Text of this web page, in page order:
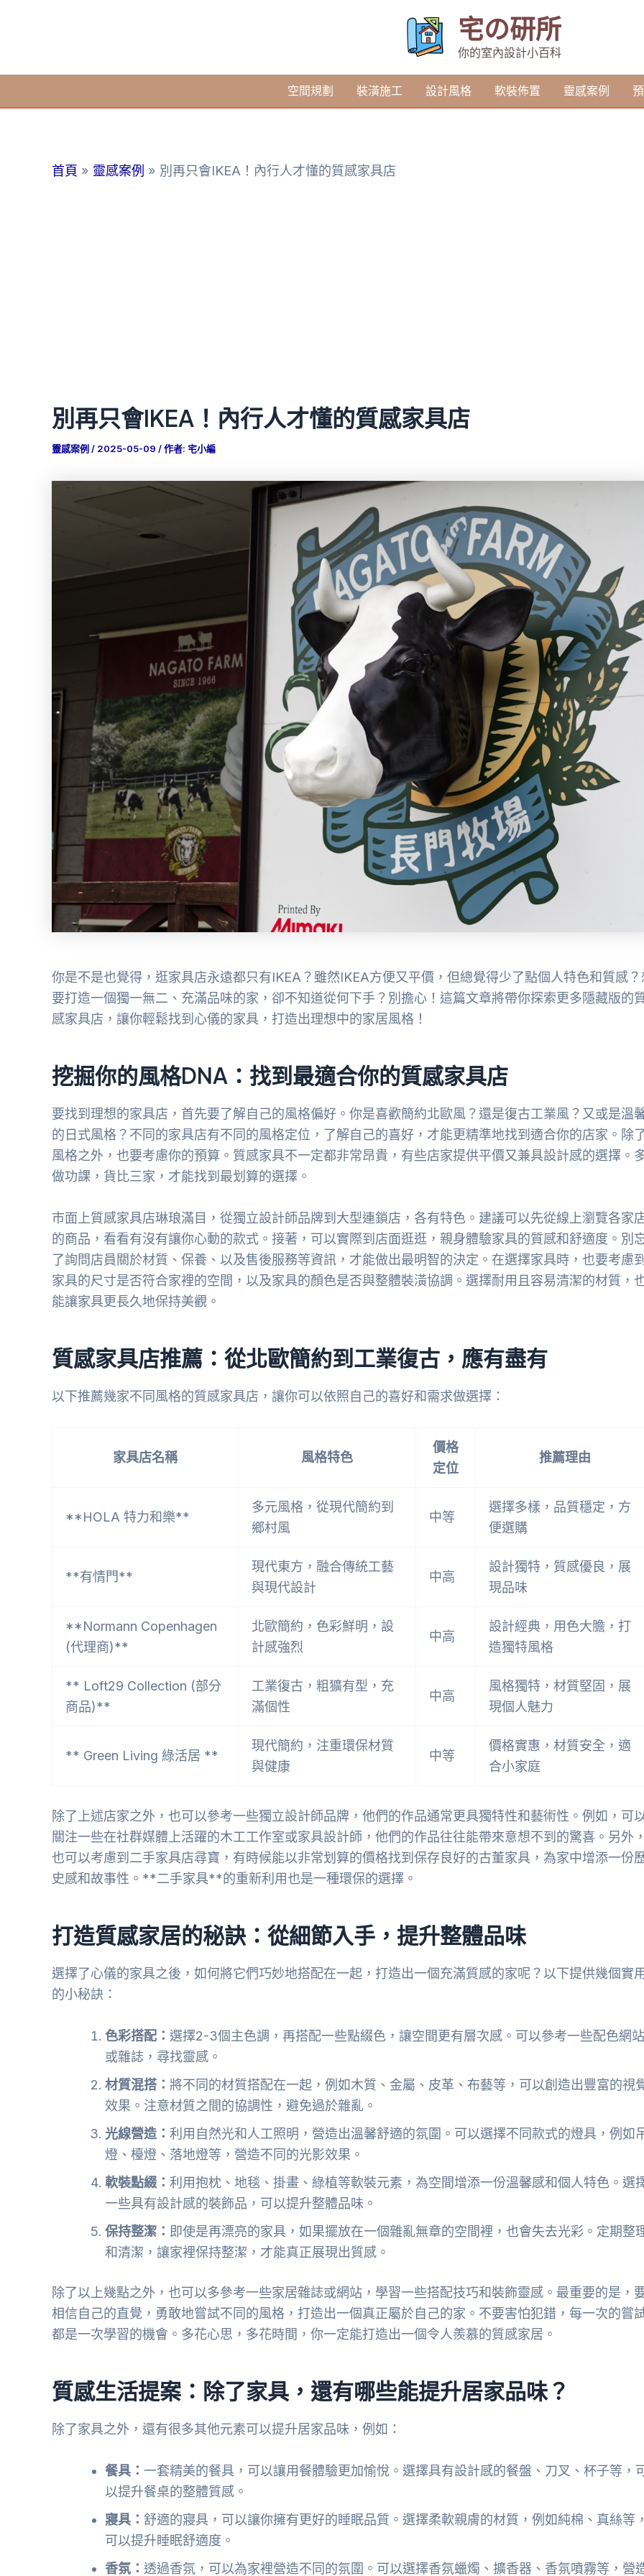
要
宅の研所
你的室內設計小百科
空間規劃 裝潢施工 設計風格 軟裝佈置 靈感案例
首頁 靈感案例 別再只會IKEA！內行人才懂的質感家具店
別再只會IKEA！內行人才懂的質感家具店
靈感案例 / 2025-05-09 / 作者: 宅小編
你是不是也覺得，逛家具店永遠都只有IKEA？雖然IKEA方便又平價，但總覺得少了點個人特色和質感？
要打造一個獨一無二、充滿品味的家，卻不知道從何下手？別擔心！這篇文章將帶你探索更多隱藏版的
感家具店，讓你輕鬆找到心儀的家具，打造出理想中的家居風格！
挖掘你的風格DNA：找到最適合你的質感家具店
要找到理想的家具店，首先要了解自己的風格偏好。你是喜歡簡約北歐風？還是復古工業風？又或是溫
的日式風格？不同的家具店有不同的風格定位，了解自己的喜好，才能更精準地找到適合你的店家。除
風格之外，也要考慮你的預算。質感家具不一定都非常昂貴，有些店家提供平價又兼具設計感的選擇。
做功課，貨比三家，才能找到最划算的選擇。
市面上質感家具店琳琅滿目，從獨立設計師品牌到大型連鎖店，各有特色。建議可以先從線上瀏覽各家
的商品，看看有沒有讓你心動的款式。接著，可以實際到店面逛逛，親身體驗家具的質感和舒適度。別
了詢問店員關於材質、保養、以及售後服務等資訊，才能做出最明智的決定。在選擇家具時，也要考慮到
家具的尺寸是否符合家裡的空間，以及家具的顏色是否與整體裝潢協調。選擇耐用且容易清潔的材質，
能讓家具更長久地保持美觀。
質感家具店推薦：從北歐簡約到工業復古，應有盡有
以下推薦幾家不同風格的質感家具店，讓你可以依照自己的喜好和需求做選擇：
家具店名稱 風格特色
價格
定位
推薦理由
**HOLA 特力和樂**
多元風格，從現代簡約到
鄉村風
中等
選擇多樣，品質穩定，方
便選購
**有情門**
現代東方，融合傳統工藝
與現代設計
中高
設計獨特，質感優良，展
現品味
**Normann Copenhagen
(代理商)**
北歐簡約，色彩鮮明，設
計感強烈
中高
設計經典，用色大膽，打
造獨特風格
** Loft29 Collection (部分
商品)**
工業復古，粗獷有型，充
滿個性
中高
風格獨特，材質堅固，展
現個人魅力
** Green Living 綠活居 **
現代簡約，注重環保材質
與健康
中等
價格實惠，材質安全，適
合小家庭
除了上述店家之外，也可以參考一些獨立設計師品牌，他們的作品通常更具獨特性和藝術性。例如，可
關注一些在社群媒體上活躍的木工工作室或家具設計師，他們的作品往往能帶來意想不到的驚喜。另外，
也可以考慮到二手家具店尋寶，有時候能以非常划算的價格找到保存良好的古董家具，為家中增添一份
史感和故事性。**二手家具**的重新利用也是一種環保的選擇。
打造質感家居的秘訣：從細節入手，提升整體品味
選擇了心儀的家具之後，如何將它們巧妙地搭配在一起，打造出一個充滿質感的家呢？以下提供幾個實用
的小秘訣：
色彩搭配： 選擇2-3個主色調，再搭配一些點綴色，讓空間更有層次感。可以參考一些配色網站
或雜誌，尋找靈感。
材質混搭： 將不同的材質搭配在一起，例如木質、金屬、皮革、布藝等，可以創造出豐富的視
效果。注意材質之間的協調性，避免過於雜亂。
光線營造： 利用自然光和人工照明，營造出溫馨舒適的氛圍。可以選擇不同款式的燈具，例如
燈、檯燈、落地燈等，營造不同的光影效果。
軟裝點綴： 利用抱枕、地毯、掛畫、綠植等軟裝元素，為空間增添一份溫馨感和個人特色。選
一些具有設計感的裝飾品，可以提升整體品味。
保持整潔： 即使是再漂亮的家具，如果擺放在一個雜亂無章的空間裡，也會失去光彩。定期整
和清潔，讓家裡保持整潔，才能真正展現出質感。
除了以上幾點之外，也可以多參考一些家居雜誌或網站，學習一些搭配技巧和裝飾靈感。最重要的是，
相信自己的直覺，勇敢地嘗試不同的風格，打造出一個真正屬於自己的家。不要害怕犯錯，每一次的嘗
都是一次學習的機會。多花心思，多花時間，你一定能打造出一個令人羨慕的質感家居。
質感生活提案：除了家具，還有哪些能提升居家品味？
除了家具之外，還有很多其他元素可以提升居家品味，例如：
餐具： 一套精美的餐具，可以讓用餐體驗更加愉悅。選擇具有設計感的餐盤、刀叉、杯子等，
以提升餐桌的整體質感。
寢具： 舒適的寢具，可以讓你擁有更好的睡眠品質。選擇柔軟親膚的材質，例如純棉、真絲等，
可以提升睡眠舒適度。
香氛： 透過香氛，可以為家裡營造不同的氛圍。可以選擇香氛蠟燭、擴香器、香氛噴霧等，營